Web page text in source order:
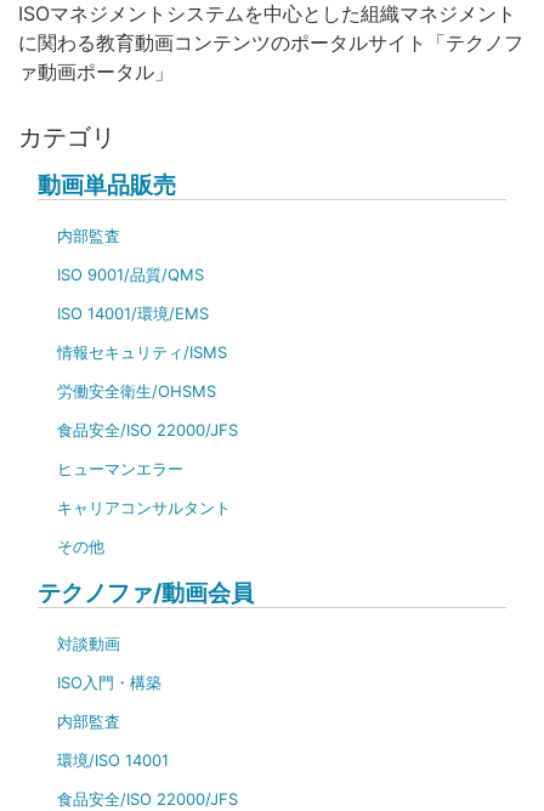
ISOマネジメントシステムを中心とした組織マネジメント
に関わる教育動画コンテンツのポータルサイト「テクノフ
ァ動画ポータル」
カテゴリ
動画単品販売
内部監査
ISO 9001/品質/QMS
ISO 14001/環境/EMS
情報セキュリティ/ISMS
労働安全衛生/OHSMS
食品安全/ISO 22000/JFS
ヒューマンエラー
キャリアコンサルタント
その他
テクノファ/動画会員
対談動画
ISO入門・構築
内部監査
環境/ISO 14001
食品安全/ISO 22000/JFS